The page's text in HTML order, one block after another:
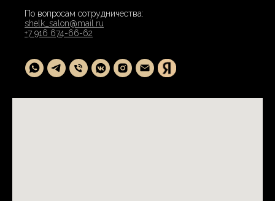
По вопросам сотрудничества:
shelk_salon@mail.ru
+7 916 674-66-62